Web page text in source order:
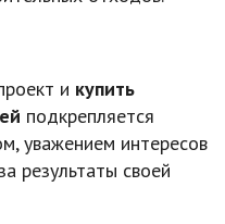
и купить
подкрепляется
уважением интересов
результаты своей